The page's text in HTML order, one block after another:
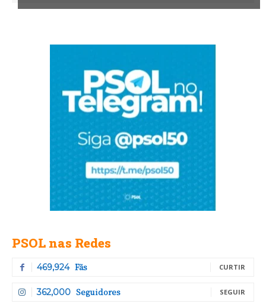
PSOL nas Redes
469,924 Fãs CURTIR
362,000 Seguidores SEGUIR